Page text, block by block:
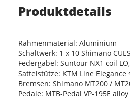
Produktdetails
Rahmenmaterial: Aluminium
Schaltwerk: 1 x 10 Shimano
Federgabel: Suntour NX1 coil
Sattelstütze: KTM Line
Bremsen: Shimano MT200 /
Pedale: MTB-Pedal VP-195E alloy